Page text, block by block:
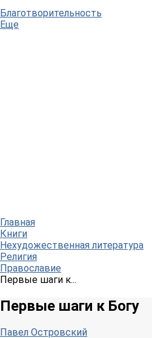
Благотворительность
Еще
Главная
Книги
Нехудожественная литература
Религия
Православие
Первые шаги к...
Первые шаги к Богу
Павел Островский